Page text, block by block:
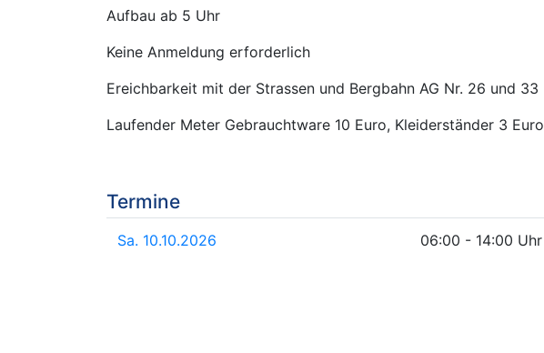
Aufbau ab 5 Uhr
Keine Anmeldung erforderlich
Ereichbarkeit mit der Strassen und Bergbahn AG Nr. 26 und 33
Laufender Meter Gebrauchtware 10 Euro, Kleiderständer 3 Euro
Termine
Sa. 10.10.2026 06:00 - 14:00 Uhr